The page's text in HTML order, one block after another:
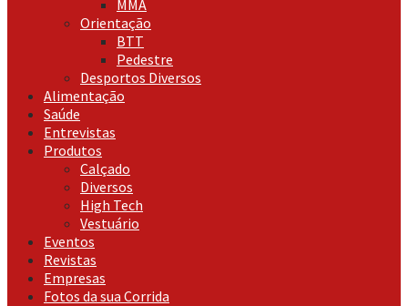
MMA
Orientação
BTT
Pedestre
Desportos Diversos
Alimentação
Saúde
Entrevistas
Produtos
Calçado
Diversos
High Tech
Vestuário
Eventos
Revistas
Empresas
Fotos da sua Corrida